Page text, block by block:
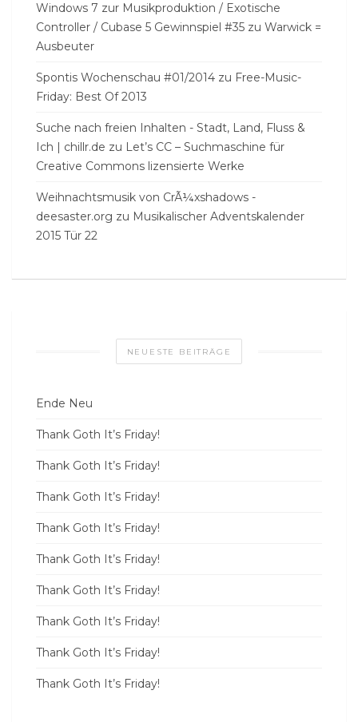
Windows 7 zur Musikproduktion / Exotische
Controller / Cubase 5 Gewinnspiel #35 zu Warwick =
Ausbeuter
Spontis Wochenschau #01/2014 zu Free-Music-
Friday: Best Of 2013
Suche nach freien Inhalten - Stadt, Land, Fluss &
Ich | chillr.de zu Let’s CC – Suchmaschine für
Creative Commons lizensierte Werke
Weihnachtsmusik von CrÃ¼xshadows -
deesaster.org zu Musikalischer Adventskalender
2015 Tür 22
NEUESTE BEITRÄGE
Ende Neu
Thank Goth It’s Friday!
Thank Goth It’s Friday!
Thank Goth It’s Friday!
Thank Goth It’s Friday!
Thank Goth It’s Friday!
Thank Goth It’s Friday!
Thank Goth It’s Friday!
Thank Goth It’s Friday!
Thank Goth It’s Friday!